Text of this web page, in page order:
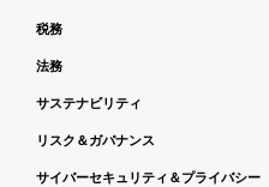
税務
法務
サステナビリティ
リスク＆ガバナンス
サイバーセキュリティ＆プライバシー